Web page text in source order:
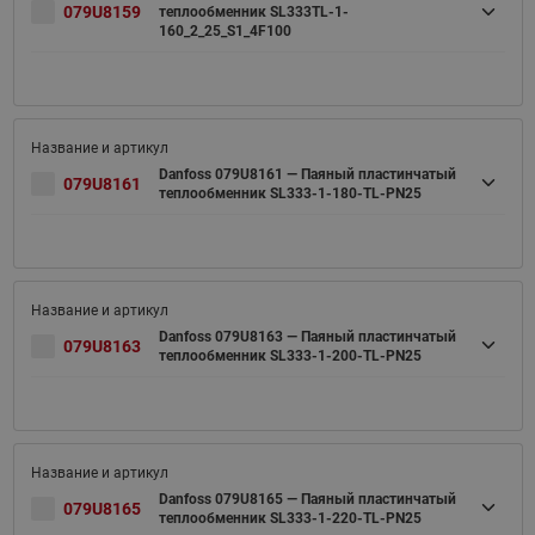
079U8159
теплообменник SL333TL-1-
160_2_25_S1_4F100
079U8161
Danfoss 079U8161 — Паяный пластинчатый
теплообменник SL333-1-180-TL-PN25
079U8163
Danfoss 079U8163 — Паяный пластинчатый
теплообменник SL333-1-200-TL-PN25
079U8165
Danfoss 079U8165 — Паяный пластинчатый
теплообменник SL333-1-220-TL-PN25